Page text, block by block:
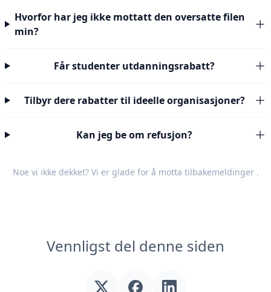
Hvorfor har jeg ikke mottatt den oversatte filen
min?
Får studenter utdanningsrabatt?
Tilbyr dere rabatter til ideelle organisasjoner?
Kan jeg be om refusjon?
Noe vi ikke dekket? Vi er glade for å motta tilbakemeldinger.
Vennligst del denne siden